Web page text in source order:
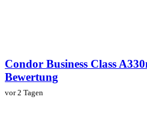
Condor Business Class
Bewertung
vor 2 Tagen